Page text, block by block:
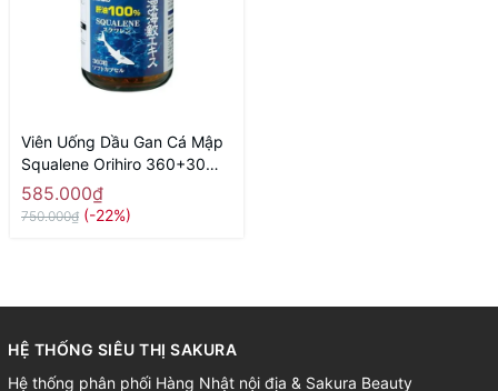
Viên Uống Dầu Gan Cá Mập
Squalene Orihiro 360+30
Viên - Hàng Nhật nội địa
585.000₫
750.000₫ (-22%)
HỆ THỐNG SIÊU THỊ SAKURA
Hệ thống phân phối Hàng Nhật nội địa & Sakura Beauty